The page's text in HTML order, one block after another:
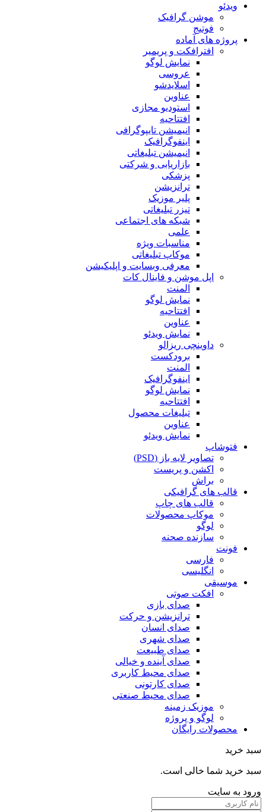
ویدئو
موشن گرافیک
فوتیج
پروژه های آماده
افترافکت و پریمیر
نمایش لوگو
عروسی
اسلایدشو
عناوین
استودیو مجازی
افتتاحیه
انیمیشن تایپوگرافی
اینفوگرافیک
انیمیشن تبلیغاتی
بازاریابی و شرکتی
پزشکی
ترانزیشن
پلیر موزیک
تیزر تبلیغاتی
شبکه های اجتماعی
علمی
مناسبات ویژه
موکاپ تبلیغاتی
معرفی وبسایت و اپلیکیشن
اپل موشن و فاینال کات
المنت
نمایش لوگو
افتتاحیه
عناوین
نمایش ویدئو
داوینچی ریزالو
برودکست
المنت
اینفوگرافیک
نمایش لوگو
افتتاحیه
تبلیغات محصول
عناوین
نمایش ویدئو
فتوشاپ
تصاویر لایه باز (PSD)
اکشن و پریست
براش
قالب های گرافیکی
قالب های چاپ
موکاپ محصولات
لوگو
سازنده صحنه
فونت
فارسی
انگلیسی
موسیقی
افکت صوتی
صدای بازی
ترانزیشن و حرکت
صدای انسان
صدای شهری
صدای طبیعت
صدای آینده و خیالی
صدای محیط کاربری
صدای کارتونی
صدای محیط صنعتی
موزیک زمینه
لوگو و پروژه
محصولات رایگان
سبد خرید
سبد خرید شما خالی است.
ورود به سایت